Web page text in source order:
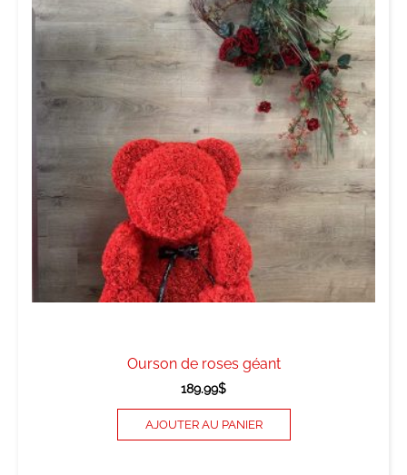
Ourson de roses géant
189.99$
AJOUTER AU PANIER